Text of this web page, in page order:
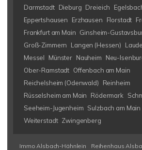
Darmstadt Dieburg Dreieich
Eppertshausen
Erzhausen Florstadt
Frankfurt am Main Ginsheim-
Groß-Zimmern
Langen (Hessen)
Messel
Münster Nauheim
Neu-
Ober-Ramstadt Offenbach am Main
Reichelsheim (Odenwald)
Reinheim
Rüsselsheim am Main
Rödermark
Seeheim-Jugenheim Sulzbach am Main
Weiterstadt Zwingenberg
Immo Alsbach-Hähnlein Reihenhaus